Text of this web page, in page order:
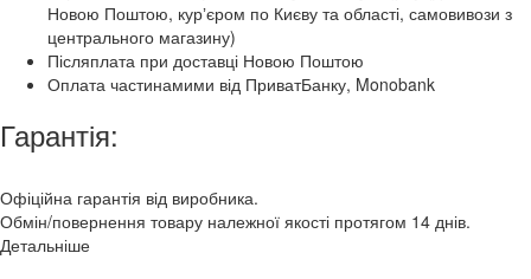
Новою Поштою, курʼєром по Києву та області, самовивози з
центрального магазину)
Післяплата при доставці Новою Поштою
Оплата частинамими від ПриватБанку, Monobank
Гарантія:
Офіційна гарантія від виробника.
Обмін/повернення товару належної якості протягом 14 днів.
Детальніше